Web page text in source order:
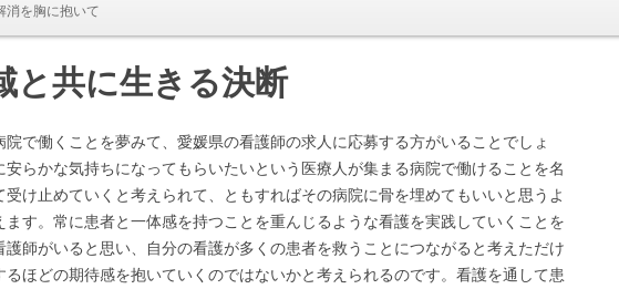
消を胸に抱いて
と共に生きる決断
で働くことを夢みて、愛媛県の看護師の求人に応募する方がいることでしょ
安らかな気持ちになってもらいたいという医療人が集まる病院で働けることを名
け止めていくと考えられて、ともすればその病院に骨を埋めてもいいと思うよ
ます。常に患者と一体感を持つことを重んじるような看護を実践していくことを
護師がいると思い、自分の看護が多くの患者を救うことにつながると考えただけ
るほどの期待感を抱いていくのではないかと考えられるのです。看護を通して患